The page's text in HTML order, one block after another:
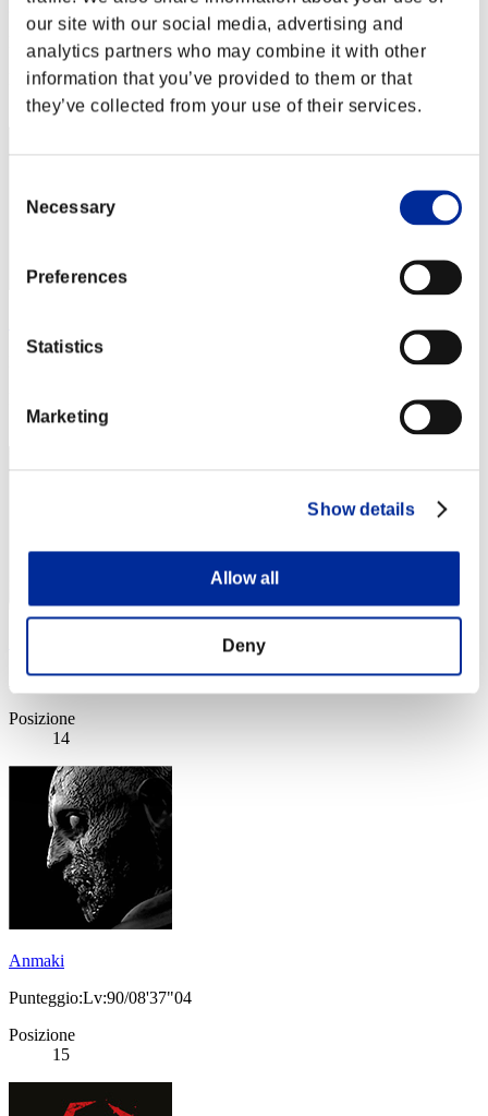
our site with our social media, advertising and
analytics partners who may combine it with other
information that you’ve provided to them or that
they’ve collected from your use of their services.
Selection
Necessary
Preferences
Statistics
Marketing
Show details
Allow all
Deny
gabu
Punteggio:Lv:59/03'35"68
Posizione
12
13
Punteggio:Lv:80/11'03"99
Posizione
14
Anmaki
Punteggio:Lv:90/08'37"04
Posizione
15